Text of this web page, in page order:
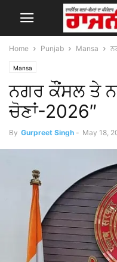
Home Punjab Mansa
Mansa
ਨਗਰ ਕੌਂਸਲ ਤੇ
ਚੋਣਾਂ-2026″
By Gurpreet Singh - May 18,